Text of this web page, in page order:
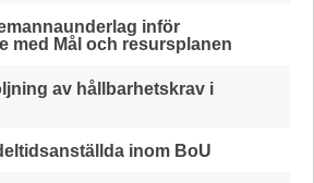
inför
med Mål och resursplanen
av hållbarhetskrav i
inom BoU